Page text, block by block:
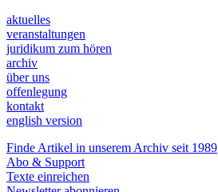
aktuelles
veranstaltungen
juridikum zum hören
archiv
über uns
offenlegung
kontakt
english version
Finde Artikel in unserem Archiv seit 1989
Abo & Support
Texte einreichen